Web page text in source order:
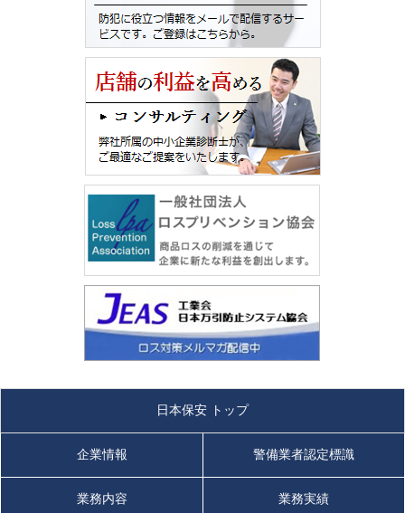
日本保安 トップ
企業情報 警備業者認定標識
業務内容 業務実績